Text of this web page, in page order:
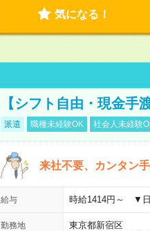
気になる！
【シフト自由・現金手
派遣 職種未経験OK 社会人未経験
来社不要、カンタン
給与 時給1414円～ ▼
勤務地
東京都新宿区